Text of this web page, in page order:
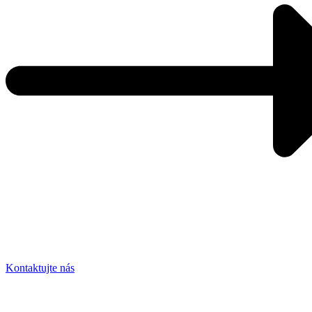
Kontaktujte nás